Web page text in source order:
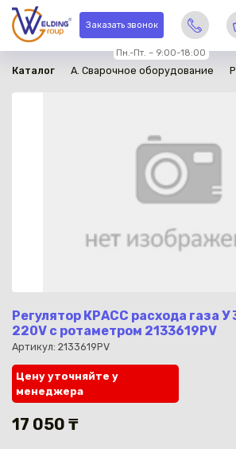
Заказать звонок
Пн.-Пт. – 9:00-18:00
Каталог A. Сварочное оборудование
Регулятор КРАСС расхода газа
220V с ротаметром 2133619PV
Артикул: 2133619PV
в наличии
Цену уточняйте у
менеджера
17 050 ₸